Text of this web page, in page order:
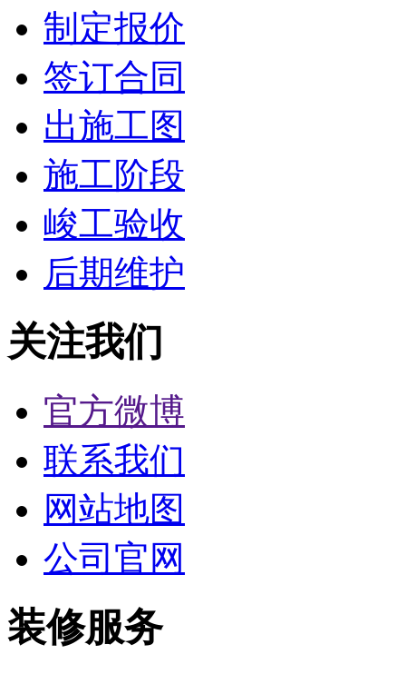
制定报价
签订合同
出施工图
施工阶段
峻工验收
后期维护
关注我们
官方微博
联系我们
网站地图
公司官网
装修服务